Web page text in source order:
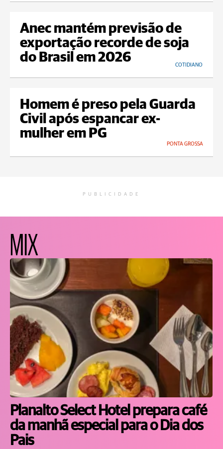
Anec mantém previsão de
exportação recorde de soja
do Brasil em 2026
COTIDIANO
Homem é preso pela Guarda
Civil após espancar ex-
mulher em PG
PONTA GROSSA
PUBLICIDADE
MIX
Planalto Select Hotel prepara café
da manhã especial para o Dia dos
Pais